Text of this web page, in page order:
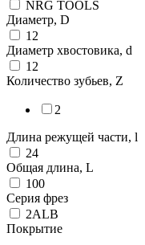
NRG TOOLS
Диаметр, D
12
Диаметр хвостовика, d
12
Количество зубьев, Z
2
Длина режущей части, l
24
Общая длина, L
100
Серия фрез
2ALB
Покрытие